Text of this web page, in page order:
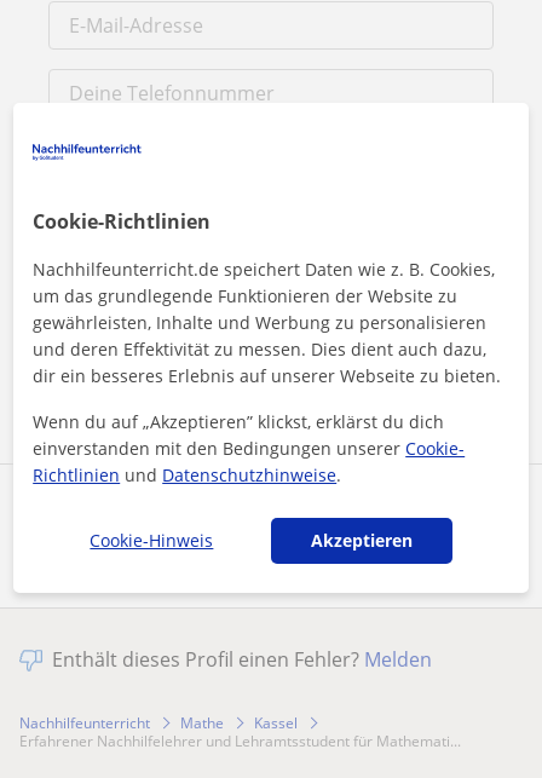
Durch Klicken auf eine der beiden Schaltflächen stimmen Sie
unserem
Impressum
Nachricht senden
Enthält dieses Profil einen Fehler? Melden
Nachhilfeunterricht Mathe
Kassel
Erfahrener Nachhilfelehrer und Lehramtsstudent für Mathemati...
Cookie-Richtlinien
Nachhilfeunterricht.de speichert Daten wie z. B. Cookies,
um das grundlegende Funktionieren der Website zu
gewährleisten, Inhalte und Werbung zu personalisieren
und deren Effektivität zu messen. Dies dient auch dazu,
dir ein besseres Erlebnis auf unserer Webseite zu bieten.
Wenn du auf „Akzeptieren” klickst, erklärst du dich
einverstanden mit den Bedingungen unsererCookie-
Richtlinien und Datenschutzhinweise.
Cookie-Hinweis Akzeptieren